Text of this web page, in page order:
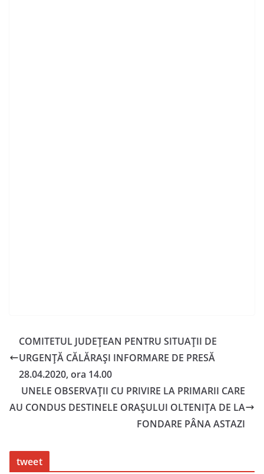
COMITETUL JUDEȚEAN PENTRU SITUAȚII DE
URGENȚĂ CĂLĂRAȘI INFORMARE DE PRESĂ
28.04.2020, ora 14.00
UNELE OBSERVAŢII CU PRIVIRE LA PRIMARII CARE
AU CONDUS DESTINELE ORAŞULUI OLTENIŢA DE LA
FONDARE PÂNA ASTAZI
tweet